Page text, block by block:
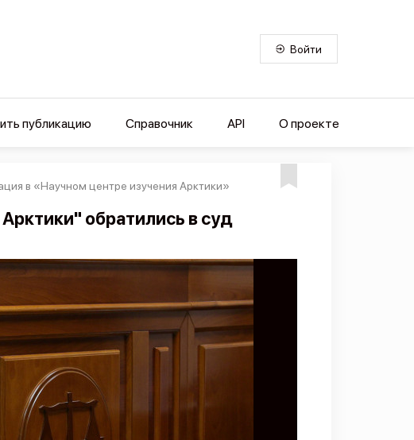
Войти
публикацию Справочник API О проекте
в «Научном центре изучения Арктики»
обратились в суд